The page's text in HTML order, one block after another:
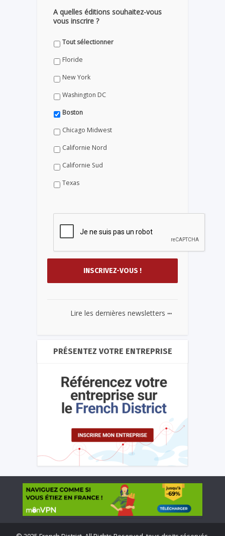
A quelles éditions souhaitez-vous
vous inscrire ?
Tout sélectionner
Floride
New York
Washington DC
Boston
Chicago Midwest
Californie Nord
Californie Sud
Texas
Lire les dernières newsletters ...
PRÉSENTEZ VOTRE ENTREPRISE